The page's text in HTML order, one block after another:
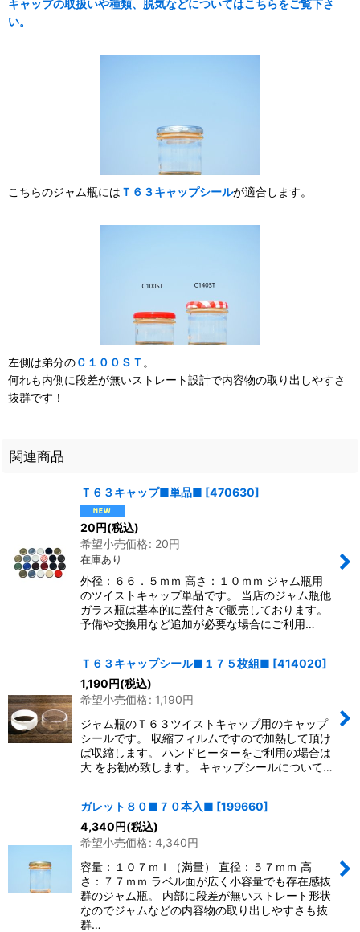
キャップの取扱いや種類、脱気などについてはこちらをご覧下さ
い。
こちらのジャム瓶には Ｔ６３キャップシールが適合します。
左側は弟分のＣ１００ＳＴ 。
何れも内側に段差が無いストレート設計で内容物の取り出しやすさ
抜群です！
関連商品
Ｔ６３キャップ■単品■ [470630]
20円(税込)
希望小売価格: 20円
在庫あり
外径：６６．５ｍｍ 高さ：１０ｍｍ ジャム瓶用
のツイストキャップ単品です。 当店のジャム瓶他
ガラス瓶は基本的に蓋付きで販売しております。
予備や交換用など追加が必要な場合にご利用…
Ｔ６３キャップシール■１７５枚組■ [414020]
1,190円(税込)
希望小売価格: 1,190円
ジャム瓶のＴ６３ツイストキャップ用のキャップ
シールです。 収縮フィルムですので加熱して頂け
ば収縮します。 ハンドヒーターをご利用の場合は
大 をお勧め致します。 キャップシールについて…
ガレット８０■７０本入■ [199660]
4,340円(税込)
希望小売価格: 4,340円
容量：１０７ｍｌ（満量） 直径：５７ｍｍ 高
さ：７７ｍｍ ラベル面が広く小容量でも存在感抜
群のジャム瓶。 内部に段差が無いストレート形状
なのでジャムなどの内容物の取り出しやすさも抜
群…